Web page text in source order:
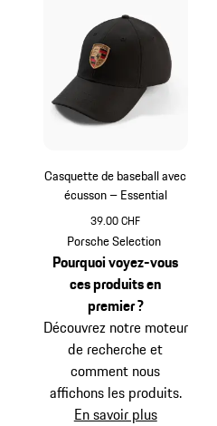
Casquette de baseball avec
écusson – Essential
39.00 CHF
Noir
Porsche Selection
Pourquoi voyez-vous
ces produits en
premier ?
Découvrez notre moteur
de recherche et
comment nous
affichons les produits.
En savoir plus